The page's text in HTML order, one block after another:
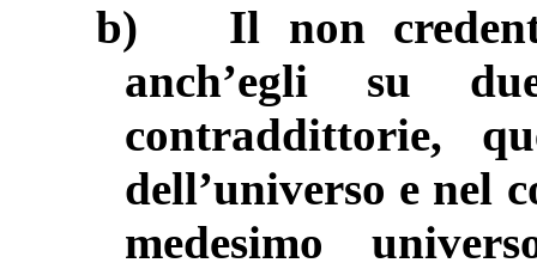
b)
Il non
anch’egli su
contraddittorie,
dell’universo e nel
medesimo